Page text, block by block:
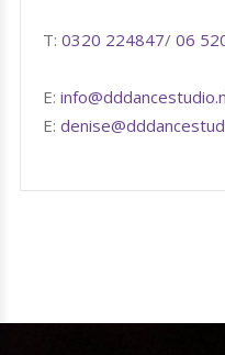
T: 0320 224847/ 06
E:
E: